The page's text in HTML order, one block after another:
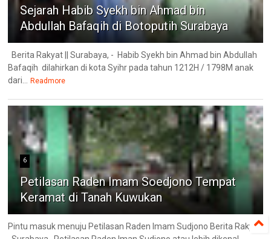
Sejarah Habib Syekh bin Ahmad bin
Abdullah Bafaqih di Botoputih Surabaya
Berita Rakyat || Surabaya, - Habib Syekh bin Ahmad bin Abdullah
Bafaqih dilahirkan di kota Syihr pada tahun 1212H / 1798M anak
dari...
Readmore
6
Petilasan Raden Imam Soedjono Tempat
Keramat di Tanah Kuwukan
Pintu masuk menuju Petilasan Raden Imam Sudjono Berita Rakyat